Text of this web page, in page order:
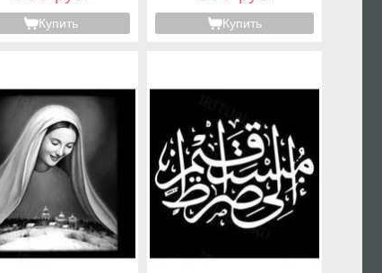
Купить Купить